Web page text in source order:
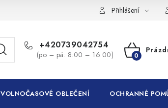
Přihlášení
+420739042754
(po – pá: 8:00 – 16:00)
NÁKUPNÍ
VOLNOČASOVÉ OBLEČENÍ OCHRANNÉ